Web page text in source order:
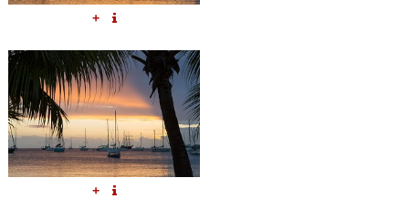
+
+